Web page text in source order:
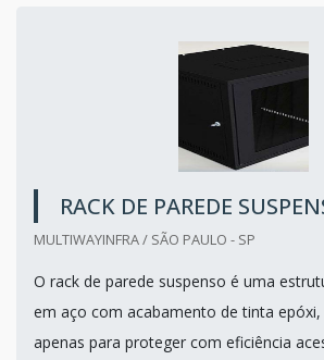
RACK DE PAREDE
MULTIWAYINFRA / SÃO PAULO - SP
O rack de parede suspenso é uma
em aço com acabamento de tinta
apenas para proteger com eficiência